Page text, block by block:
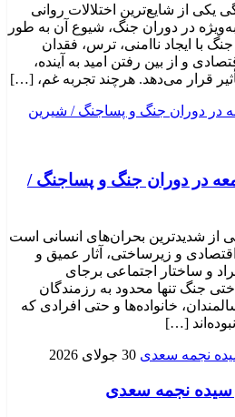
یکی از شایع‌ترین اختلالات روانی
در دوران جنگ، شیوع آن به طور
با ایجاد ناامنی، ترس، فقدان
و از بین رفتن امید به آینده،
قرار می‌دهد. هرچند تجربه غم، […]
در دوران جنگ و پساجنگ /
از شدیدترین بحران‌های انسانی است
و زیرساختی، آثار عمیق و
و ساختار اجتماعی برجای
جنگ تنها محدود به رزمندگان
خانواده‌ها و حتی افرادی که
[…]
30 جولای 2026
سیده نجمه سعدی